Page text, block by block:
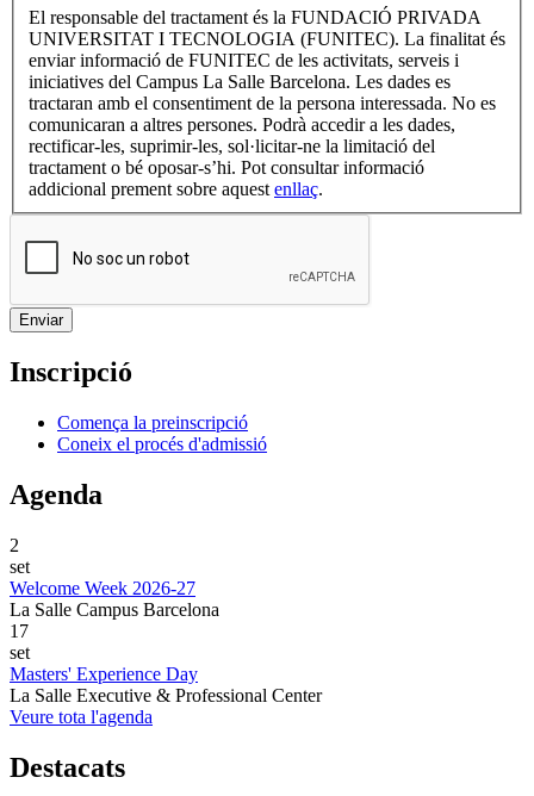
El responsable del tractament és la FUNDACIÓ PRIVADA
UNIVERSITAT I TECNOLOGIA (FUNITEC). La finalitat és
enviar informació de FUNITEC de les activitats, serveis i
iniciatives del Campus La Salle Barcelona. Les dades es
tractaran amb el consentiment de la persona interessada. No es
comunicaran a altres persones. Podrà accedir a les dades,
rectificar-les, suprimir-les, sol·licitar-ne la limitació del
tractament o bé oposar-s’hi. Pot consultar informació
addicional prement sobre aquest enllaç.
Inscripció
Comença la preinscripció
Coneix el procés d'admissió
Agenda
2
set
Welcome Week 2026-27
La Salle Campus Barcelona
17
set
Masters' Experience Day
La Salle Executive & Professional Center
Veure tota l'agenda
Destacats